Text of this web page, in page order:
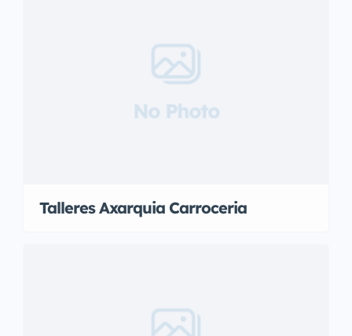
No Photo
Talleres Axarquia Carroceria